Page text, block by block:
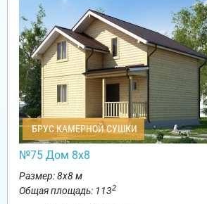
БРУС КАМЕРНОЙ СУШКИ
№75 Дом 8х8
Размер: 8х8 м
Общая площадь: 1132